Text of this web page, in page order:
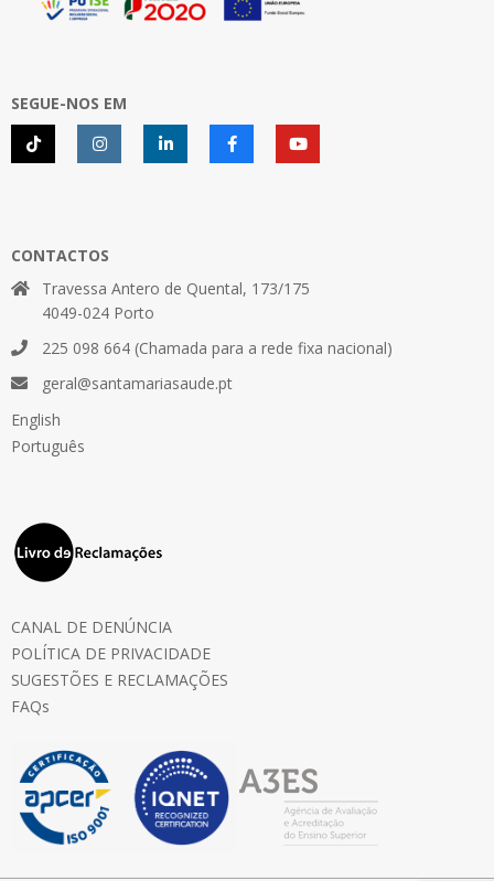
SEGUE-NOS EM
CONTACTOS
Travessa Antero de Quental, 173/175
4049-024 Porto
225 098 664 (Chamada para a rede fixa nacional)
geral@santamariasaude.pt
English
Português
CANAL DE DENÚNCIA
POLÍTICA DE PRIVACIDADE
SUGESTÕES E RECLAMAÇÕES
FAQs